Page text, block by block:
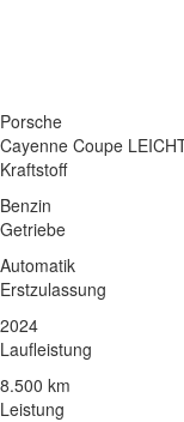
Porsche
Cayenne Coupe
Kraftstoff
Benzin
Getriebe
Automatik
Erstzulassung
2024
Laufleistung
8.500 km
Leistung